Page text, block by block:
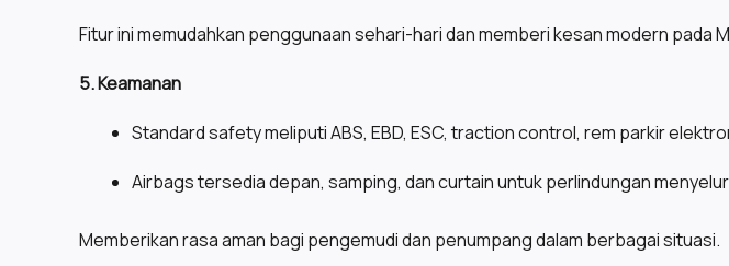
Fitur ini memudahkan penggunaan sehari-hari dan memberi kesan modern pada
5. Keamanan
Standard safety meliputi ABS, EBD, ESC, traction control, rem parkir
Airbags tersedia depan, samping, dan curtain untuk perlindungan
Memberikan rasa aman bagi pengemudi dan penumpang dalam berbagai situasi.